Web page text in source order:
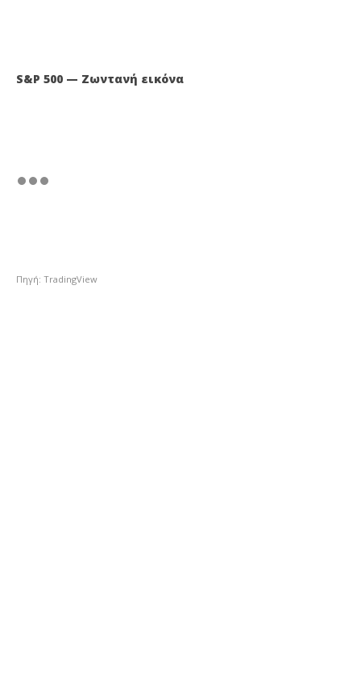
S&P 500 — Ζωντανή εικόνα
Πηγή: TradingView